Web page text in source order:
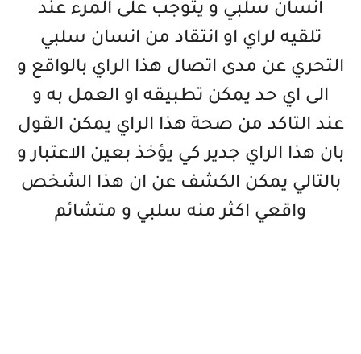
انسان سلبي و يتوجب على المرء عند
تلقيه لراي او انتقاد من انسان سلبي
التحري عن مدى اتصال هذا الراي بالواقع و
الى اي حد يمكن تطبيقه او العمل به و
عند التاكد من صحة هذا الراي يمكن القول
بان هذا الراي جدير كي يؤخذ بعين الاعتبار و
بالتالي يمكن الكشف عن ان هذا الشخص
واقعي اكثر منه سلبي و متشائم